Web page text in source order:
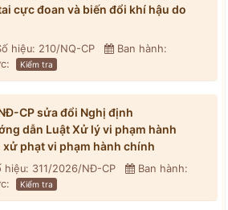
cực đoan và biến đổi khí hậu do
hiệu: 210/NQ-CP
Ban hành:
Kiểm tra
CP sửa đổi Nghị định
dẫn Luật Xử lý vi phạm hành
phạt vi phạm hành chính
hiệu: 311/2026/NĐ-CP
Ban hành:
Kiểm tra